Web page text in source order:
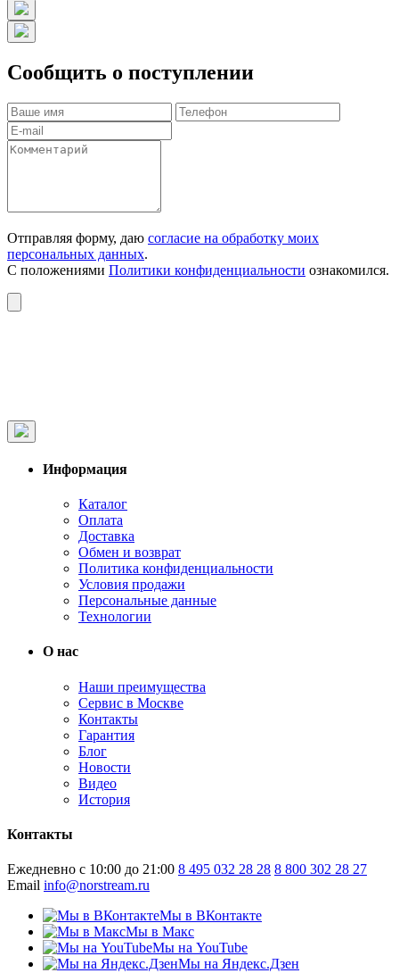
Сообщить о поступлении
Отправляя форму, даю согласие на обработку моих
персональных данных.
С положениями Политики конфиденциальности ознакомился.
Информация
Каталог
Оплата
Доставка
Обмен и возврат
Политика конфиденциальности
Условия продажи
Персональные данные
Технологии
О нас
Наши преимущества
Сервис в Москве
Контакты
Гарантия
Блог
Новости
Видео
История
Контакты
Ежедневно с 10:00 до 21:00 8 495 032 28 28 8 800 302 28 27
Email info@norstream.ru
Мы в ВКонтакте
Мы в Макс
Мы на YouTube
Мы на Яндекс.Дзен